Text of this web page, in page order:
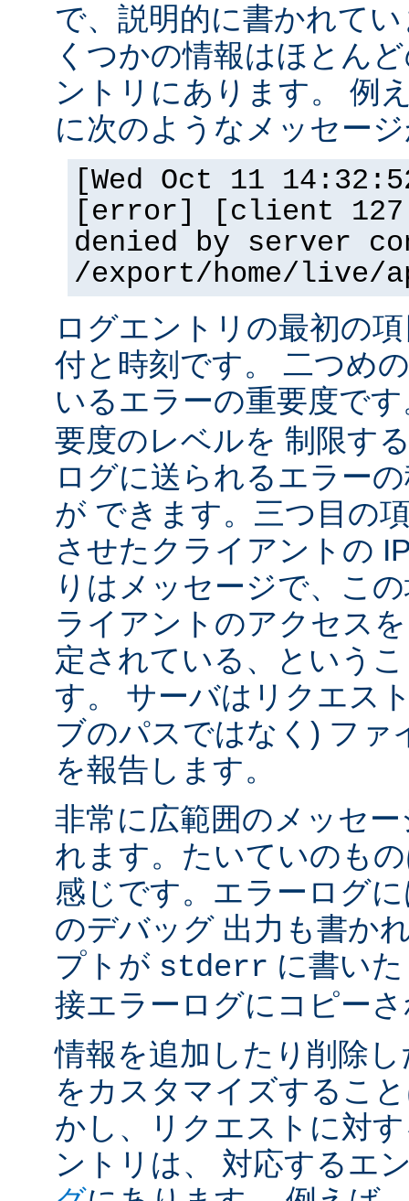
で、説明的に書かれて
くつかの情報はほとん
ントリにあります。 例
に次のようなメッセー
[Wed Oct 11
[error] [client
denied by server
/export/home/live/
ログエントリの最初の
付と時刻です。 二つめ
いるエラーの重要度で
要度のレベルを 制限す
ログに送られるエラー
が できます。三つ目の
させたクライアントの
りはメッセージで、こ
ライアントのアクセス
定されている、という
す。 サーバはリクエス
ブのパスではなく) ファ
を報告します。
非常に広範囲のメッセ
れます。たいていのも
感じです。エラーログ
のデバッグ 出力も書か
プトが stderr に書い
接エラーログにコピー
情報を追加したり削除
をカスタマイズするこ
かし、リクエストに対
ントリは、 対応するエ